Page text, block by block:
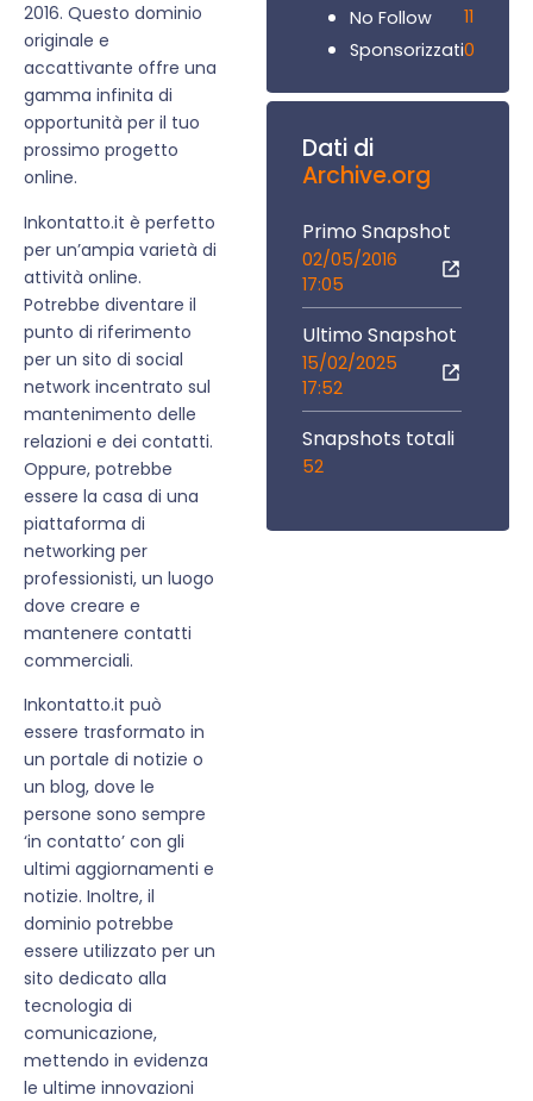
2016. Questo dominio
originale e
accattivante offre una
gamma infinita di
opportunità per il tuo
prossimo progetto
online.
Inkontatto.it è perfetto
per un’ampia varietà di
attività online.
Potrebbe diventare il
punto di riferimento
per un sito di social
network incentrato sul
mantenimento delle
relazioni e dei contatti.
Oppure, potrebbe
essere la casa di una
piattaforma di
networking per
professionisti, un luogo
dove creare e
mantenere contatti
commerciali.
Inkontatto.it può
essere trasformato in
un portale di notizie o
un blog, dove le
persone sono sempre
‘in contatto’ con gli
ultimi aggiornamenti e
notizie. Inoltre, il
dominio potrebbe
essere utilizzato per un
sito dedicato alla
tecnologia di
comunicazione,
mettendo in evidenza
le ultime innovazioni
No Follow
11
Sponsorizzati0
Dati di
Archive.org
Primo Snapshot
02/05/2016
17:05
Ultimo Snapshot
15/02/2025
17:52
Snapshots totali
52